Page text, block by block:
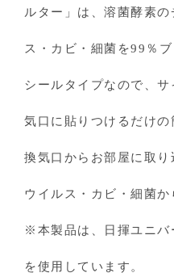
ルター」は、溶菌酵素
ス・カビ・細菌を99％ブ
シールタイプなので、
気口に貼りつけるだけの
換気口からお部屋に取り
ウイルス・カビ・細菌か
※本製品は、日揮ユニバ
を使用しています。